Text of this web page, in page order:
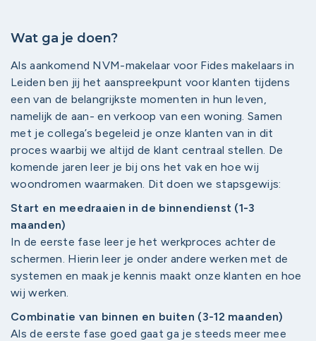
Wat ga je doen?
Als aankomend NVM-makelaar voor Fides makelaars in
Leiden ben jij het aanspreekpunt voor klanten tijdens
een van de belangrijkste momenten in hun leven,
namelijk de aan- en verkoop van een woning. Samen
met je collega’s begeleid je onze klanten van in dit
proces waarbij we altijd de klant centraal stellen. De
komende jaren leer je bij ons het vak en hoe wij
woondromen waarmaken. Dit doen we stapsgewijs:
Start en meedraaien in de binnendienst (1-3
maanden)
In de eerste fase leer je het werkproces achter de
schermen. Hierin leer je onder andere werken met de
systemen en maak je kennis maakt onze klanten en hoe
wij werken.
Combinatie van binnen en buiten (3-12 maanden)
Als de eerste fase goed gaat ga je steeds meer mee